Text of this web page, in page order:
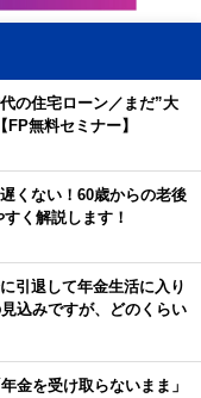
の住宅ローン／まだ”大
無料セミナー】
くない！60歳からの老後
く解説します！
引退して年金生活に入り
込みですが、どのくらい
金を受け取らないまま」